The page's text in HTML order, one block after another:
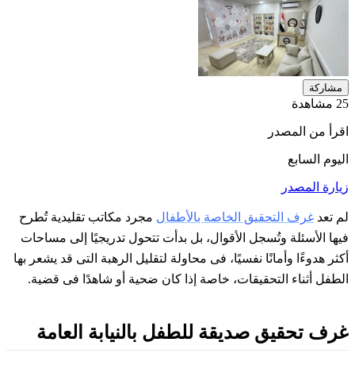
مشاركة
25 مشاهدة
اقرأ من المصدر
اليوم السابع
زيارة المصدر
لم تعد غرف التحقيق الخاصة بالأطفال مجرد مكاتب تقليدية تُطرح
فيها الأسئلة وتُسجل الأقوال، بل بدأت تتحول تدريجيًا إلى مساحات
أكثر هدوءًا وأمانًا نفسيًا، فى محاولة لتقليل الرهبة التى قد يشعر بها
الطفل أثناء التحقيقات، خاصة إذا كان ضحية أو شاهدًا فى قضية.
غرف تحقيق صديقة للطفل بالنيابة العامة